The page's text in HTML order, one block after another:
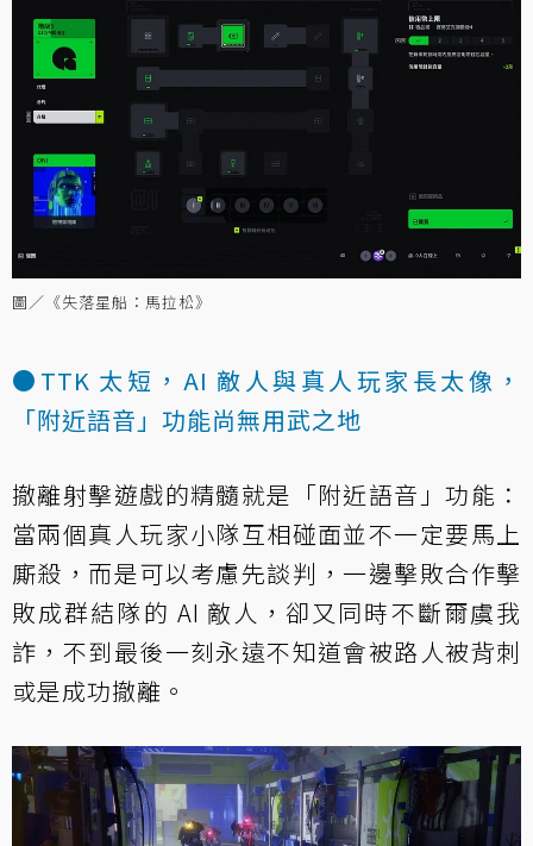
圖／《失落星船：馬拉松》
●TTK 太短，AI 敵人與真人玩家長太像，
「附近語音」功能尚無用武之地
撤離射擊遊戲的精髓就是「附近語音」功能：
當兩個真人玩家小隊互相碰面並不一定要馬上
廝殺，而是可以考慮先談判，一邊擊敗合作擊
敗成群結隊的 AI 敵人，卻又同時不斷爾虞我
詐，不到最後一刻永遠不知道會被路人被背刺
或是成功撤離。